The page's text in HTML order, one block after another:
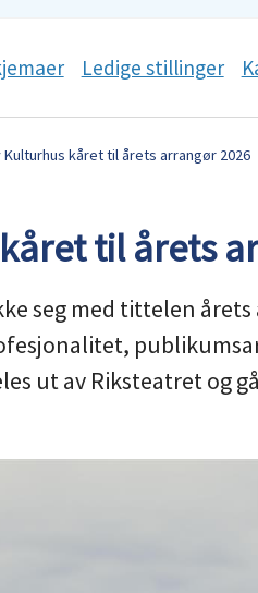
Ledige stillinger
kåret til årets arrangør 2026
til årets
seg med tittelen
ut av Riksteatret og